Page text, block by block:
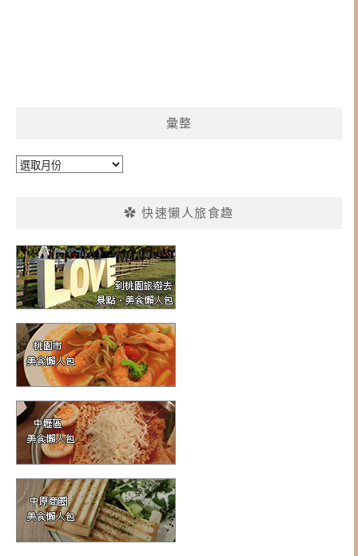
彙整
彙
✿ 快速懶人旅食趣